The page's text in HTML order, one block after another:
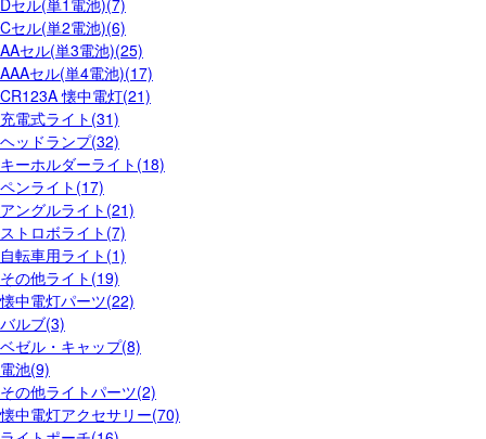
Dセル(単1電池)(7)
Cセル(単2電池)(6)
AAセル(単3電池)(25)
AAAセル(単4電池)(17)
CR123A 懐中電灯(21)
充電式ライト(31)
ヘッドランプ(32)
キーホルダーライト(18)
ペンライト(17)
アングルライト(21)
ストロボライト(7)
自転車用ライト(1)
その他ライト(19)
懐中電灯パーツ(22)
バルブ(3)
ベゼル・キャップ(8)
電池(9)
その他ライトパーツ(2)
懐中電灯アクセサリー(70)